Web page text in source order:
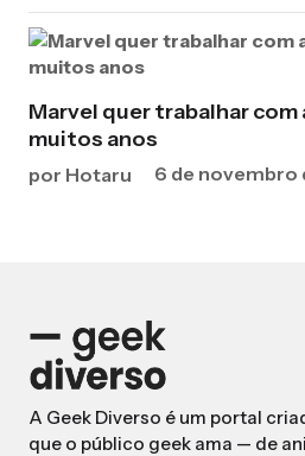
Marvel quer trabalhar com
muitos anos
por Hotaru 6 de novembro
A Geek Diverso é um portal
que o público geek ama — de